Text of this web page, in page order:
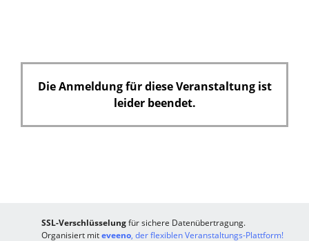
Die Anmeldung für diese Veranstaltung ist
leider beendet.
SSL-Verschlüsselungfür sichere Datenübertragung.
Organisiert miteveeno, der flexiblen Veranstaltungs-Plattform!